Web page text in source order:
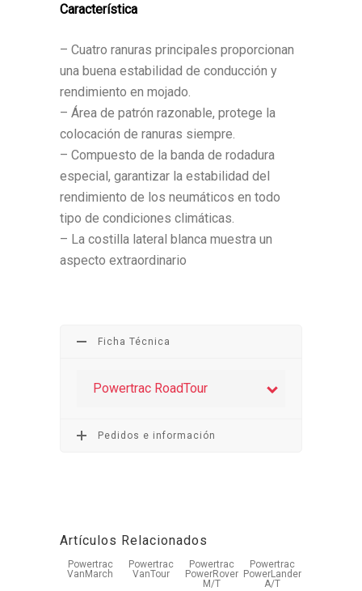
Característica
– Cuatro ranuras principales proporcionan
una buena estabilidad de conducción y
rendimiento en mojado.
– Área de patrón razonable, protege la
colocación de ranuras siempre.
– Compuesto de la banda de rodadura
especial, garantizar la estabilidad del
rendimiento de los neumáticos en todo
tipo de condiciones climáticas.
– La costilla lateral blanca muestra un
aspecto extraordinario
Ficha Técnica
Powertrac RoadTour
Pedidos e información
Artículos Relacionados
Powertrac
VanMarch
Powertrac
VanTour
Powertrac
PowerRover
M/T
Powertrac
PowerLander
A/T